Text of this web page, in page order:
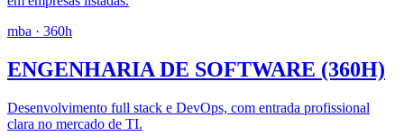
mba · 360h
ENGENHARIA DE SOFTWARE (360H)
Desenvolvimento full stack e DevOps, com entrada profissional
clara no mercado de TI.